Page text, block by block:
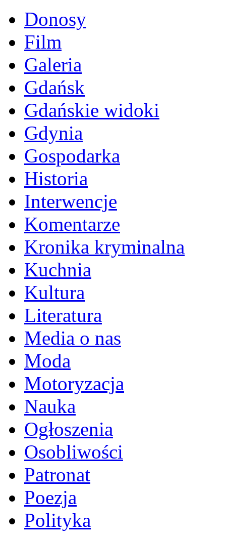
Donosy
Film
Galeria
Gdańsk
Gdańskie widoki
Gdynia
Gospodarka
Historia
Interwencje
Komentarze
Kronika kryminalna
Kuchnia
Kultura
Literatura
Media o nas
Moda
Motoryzacja
Nauka
Ogłoszenia
Osobliwości
Patronat
Poezja
Polityka